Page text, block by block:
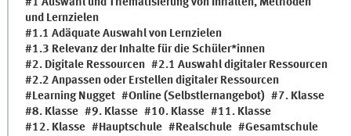
und Lernzielen
1.1 Adäquate Auswahl von Lernzielen
1.3 Relevanz der Inhalte für die Schüler*innen
2. Digitale Ressourcen
2.1 Auswahl digitaler Ressourcen
2.2 Anpassen oder Erstellen digitaler Ressourcen
Learning Nugget
Online (Selbstlernangebot)
7. Klasse
8. Klasse
9. Klasse 10. Klasse
11. Klasse
12. Klasse
Hauptschule Realschule
Gesamtschule